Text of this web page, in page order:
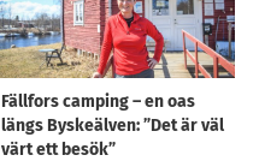
Fällfors camping – en oas
längs Byskeälven: ”Det är väl
värt ett besök”